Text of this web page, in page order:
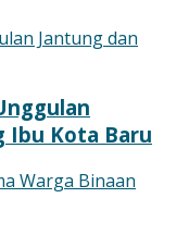
Ibu Kota Baru